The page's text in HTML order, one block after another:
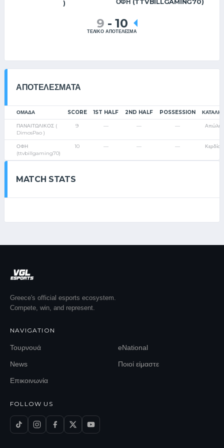
)
9 - 10
ΤΕΛΙΚΟ ΑΠΟΤΕΛΕΣΜΑ
ΑΠΟΤΕΛΈΣΜΑΤΑ
ΟΜΑΔΑ SCORE 1ST HALF 2ND HALF POSSESSION
ΠΑΝΑΙΤΩΛΙΚΟΣ (
DimosPao )
9 — — —
ΟΦΗ
(ttvbillgaming70)
10 — — —
MATCH STATS
Greece's official esports ecosystem.
Compete, win, and represent.
NAVIGATION
Τουρνουά eNational
News Ποιοί είμαστε
Επικοινωνία
FOLLOW US